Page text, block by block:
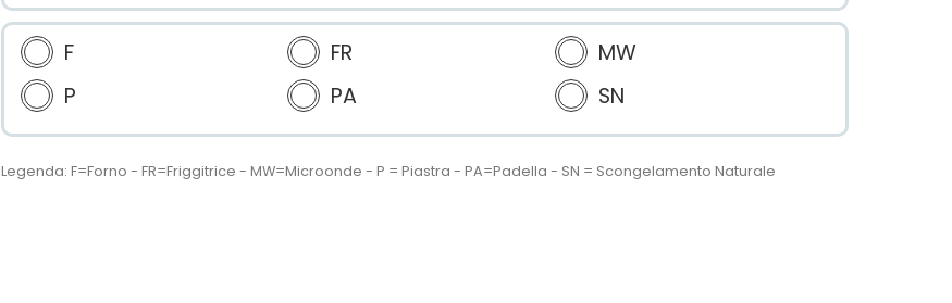
F FR
MW
P
PA SN
Legenda: F=Forno - FR=Friggitrice - MW=Microonde - P = Piastra - PA=Padella - SN = Scongelamento Naturale